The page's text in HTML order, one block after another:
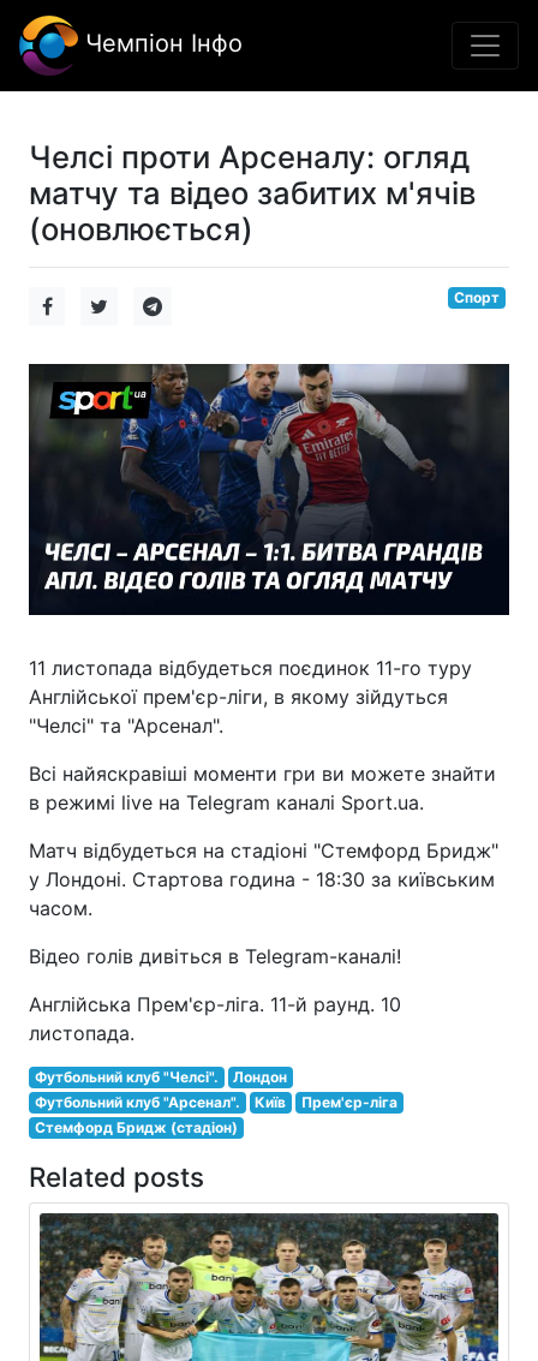
Чемпіон Інфо
Челсі проти Арсеналу: огляд
матчу та відео забитих м'ячів
(оновлюється)
Спорт
11 листопада відбудеться поєдинок 11-го туру
Англійської прем'єр-ліги, в якому зійдуться
"Челсі" та "Арсенал".
Всі найяскравіші моменти гри ви можете знайти
в режимі live на Telegram каналі Sport.ua.
Матч відбудеться на стадіоні "Стемфорд Бридж"
у Лондоні. Стартова година - 18:30 за київським
часом.
Відео голів дивіться в Telegram-каналі!
Англійська Прем'єр-ліга. 11-й раунд. 10
листопада.
Футбольний клуб "Челсі".
Лондон
Футбольний клуб "Арсенал".
Київ
Прем'єр-ліга
Стемфорд Бридж (стадіон)
Related posts